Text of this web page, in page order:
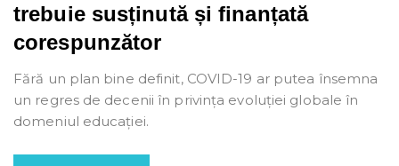
trebuie susținută și finanțată
corespunzător
Fără un plan bine definit, COVID-19 ar putea însemna
un regres de decenii în privința evoluției globale în
domeniul educației.